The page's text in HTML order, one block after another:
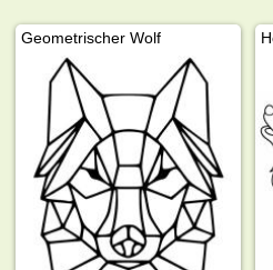
Geometrischer Wolf